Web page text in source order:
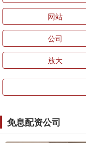
网站
公司
放大
免息配资公司